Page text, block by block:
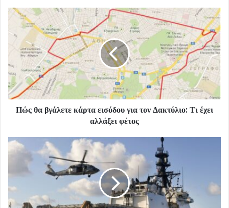
Πώς θα βγάλετε κάρτα εισόδου για τον Δακτύλιο: Τι έχει
αλλάξει φέτος